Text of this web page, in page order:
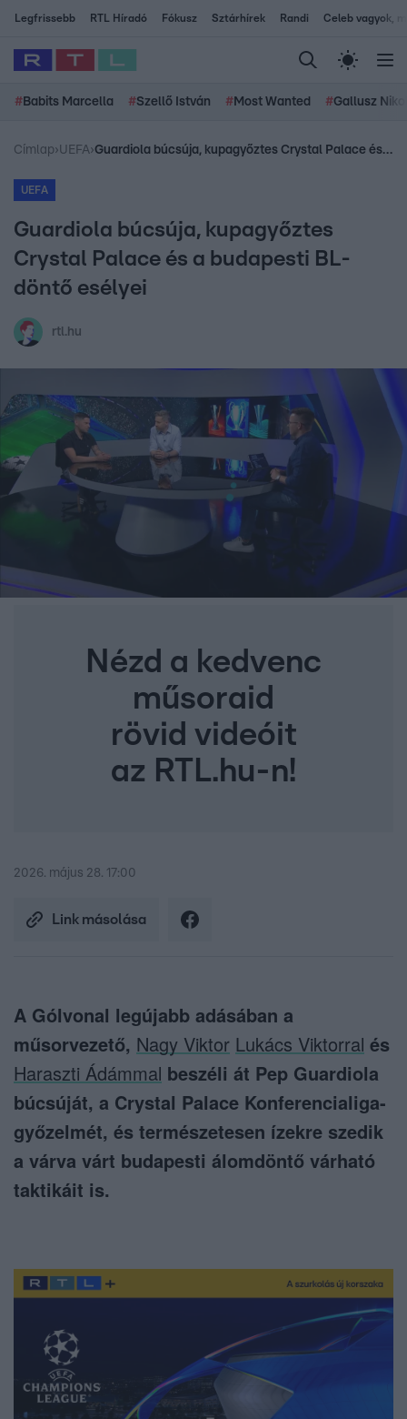
Legfrissebb RTL Híradó Fókusz Sztárhírek Randi Celeb vagyok,
# Babits Marcella #Szellő István # Most Wanted #Gallusz
Címlap›UEFA› Guardiola búcsúja, kupagyőztes Crystal Palace és a budapesti BL-döntő esélyei
UEFA
Guardiola búcsúja, kupagyőztes
Crystal Palace és a budapesti BL-
döntő esélyei
rtl.hu
Nézd a kedvenc
műsoraid
rövid videóit
az RTL.hu-n!
2026. május 28. 17:00
Link másolása
A Gólvonal legújabb adásában a
műsorvezető, Nagy Viktor Lukács Viktorral és
Haraszti Ádámmal beszéli át Pep Guardiola
búcsúját, a Crystal Palace Konferencialiga-
győzelmét, és természetesen ízekre szedik
a várva várt budapesti álomdöntő várható
taktikáit is.